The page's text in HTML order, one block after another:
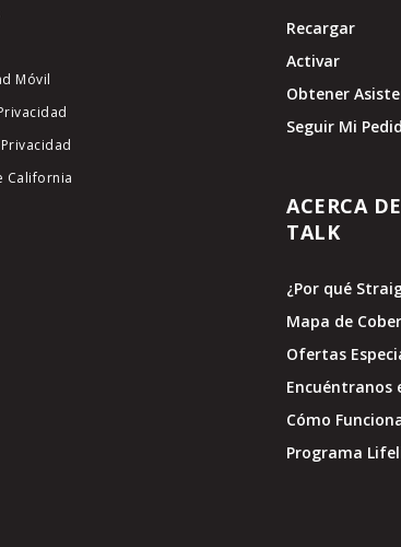
Móvil
California
Recargar
Activar
Obtener
Seguir Mi
ACERCA
TALK
¿Por qué
Mapa de
Ofertas
Encuéntranos
Cómo
Programa